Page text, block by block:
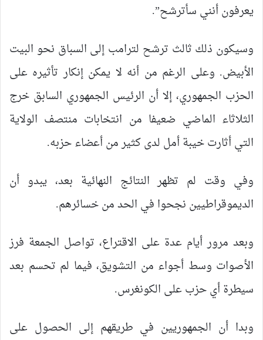
يعرفون أنني سأترشح”.
وسيكون ذلك ثالث ترشح لترامب إلى السباق نحو البيت
الأبيض. وعلى الرغم من أنه لا يمكن إنكار تأثيره على
الحزب الجمهوري، إلا أن الرئيس الجمهوري السابق خرج
الثلاثاء الماضي ضعيفا من انتخابات منتصف الولاية
التي أثارت خيبة أمل لدى كثير من أعضاء حزبه.
وفي وقت لم تظهر النتائج النهائية بعد، يبدو أن
الديموقراطيين نجحوا في الحد من خسائرهم.
وبعد مرور أيام عدة على الاقتراع، تواصل الجمعة فرز
الأصوات وسط أجواء من التشويق، فيما لم تحسم بعد
سيطرة أي حزب على الكونغرس.
وبدا أن الجمهوريين في طريقهم إلى الحصول على